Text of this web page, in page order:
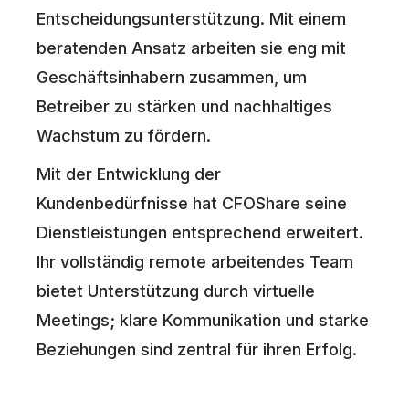
Entscheidungsunterstützung. Mit einem
beratenden Ansatz arbeiten sie eng mit
Geschäftsinhabern zusammen, um
Betreiber zu stärken und nachhaltiges
Wachstum zu fördern.
Mit der Entwicklung der
Kundenbedürfnisse hat CFOShare seine
Dienstleistungen entsprechend erweitert.
Ihr vollständig remote arbeitendes Team
bietet Unterstützung durch virtuelle
Meetings; klare Kommunikation und starke
Beziehungen sind zentral für ihren Erfolg.